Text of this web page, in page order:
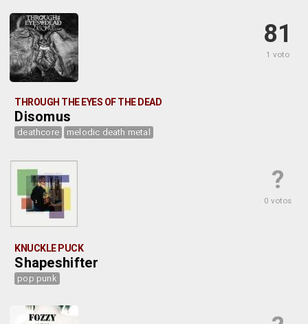
81
1 voto
THROUGH THE EYES OF THE DEAD
Disomus
deathcore melodic death metal
?
0 votos
KNUCKLE PUCK
Shapeshifter
pop punk